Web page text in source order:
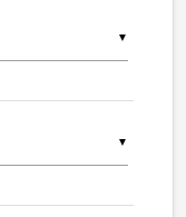
▼
▼